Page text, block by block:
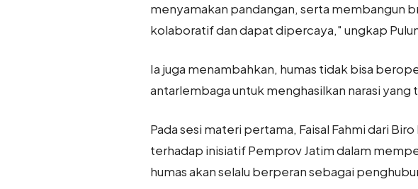
menyamakan pandangan, serta membangun
kolaboratif dan dapat dipercaya," ungkap
Ia juga menambahkan, humas tidak bisa
antarlembaga untuk menghasilkan narasi
Pada sesi materi pertama, Faisal Fahmi dari
terhadap inisiatif Pemprov Jatim dalam
humas akan selalu berperan sebagai